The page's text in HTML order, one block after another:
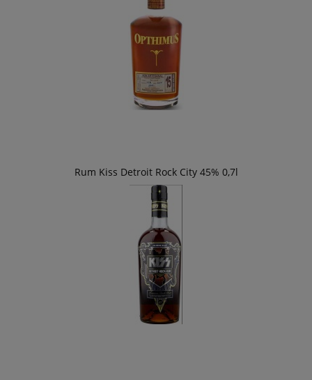
Rum Kiss Detroit Rock City 45% 0,7l